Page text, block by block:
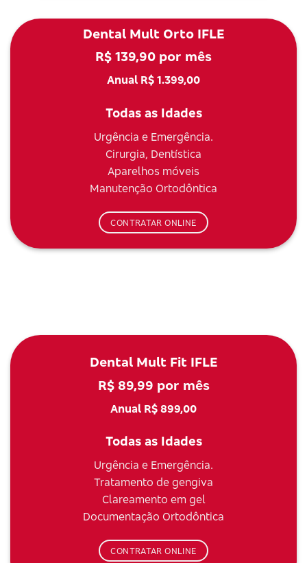
Dental Mult Orto IFLE
R$ 139,90 por mês
Anual R$ 1.399,00
Todas as Idades
Urgência e Emergência.
Cirurgia, Dentística
Aparelhos móveis
Manutenção Ortodôntica
CONTRATAR ONLINE
Dental Mult Fit IFLE
R$ 89,99 por mês
Anual R$ 899,00
Todas as Idades
Urgência e Emergência.
Tratamento de gengiva
Clareamento em gel
Documentação Ortodôntica
CONTRATAR ONLINE